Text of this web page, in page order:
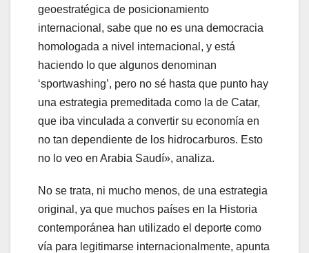
geoestratégica de posicionamiento
internacional, sabe que no es una democracia
homologada a nivel internacional, y está
haciendo lo que algunos denominan
‘sportwashing’, pero no sé hasta que punto hay
una estrategia premeditada como la de Catar,
que iba vinculada a convertir su economía en
no tan dependiente de los hidrocarburos. Esto
no lo veo en Arabia Saudí», analiza.
No se trata, ni mucho menos, de una estrategia
original, ya que muchos países en la Historia
contemporánea han utilizado el deporte como
vía para legitimarse internacionalmente, apunta